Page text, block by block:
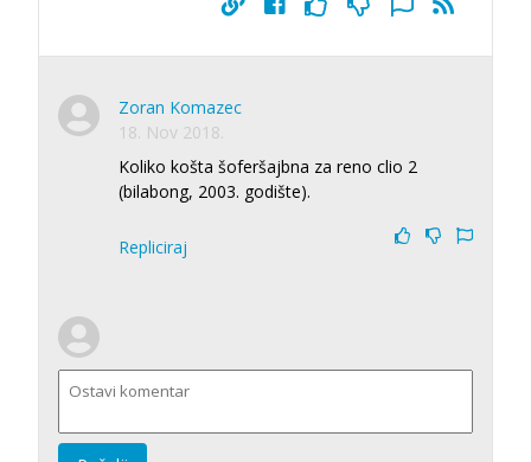
Zoran Komazec
18. Nov 2018.
Koliko košta šoferšajbna za reno clio 2
(bilabong, 2003. godište).
Repliciraj